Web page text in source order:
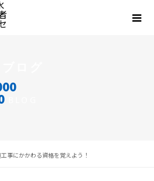
事にかかわる資格を覚えよう！